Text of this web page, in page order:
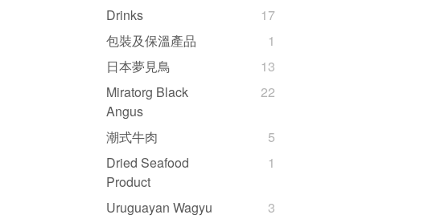
Drinks
17
包裝及保溫產品
1
日本夢見鳥
13
Miratorg Black
Angus
22
潮式牛肉
5
Dried Seafood
Product
1
Uruguayan Wagyu
3